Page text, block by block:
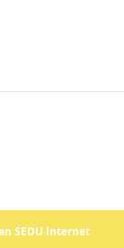
SEDU Internet